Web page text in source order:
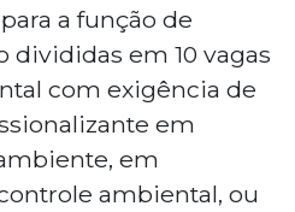
a função de
divididas em 10 vagas
com exigência de
em
em
ambiental, ou